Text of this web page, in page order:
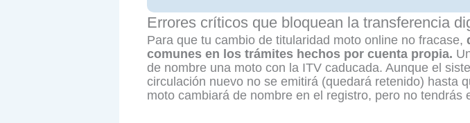
Errores críticos que bloquean la transferencia
Para que tu cambio de titularidad moto online no fracase,
comunes en los trámites hechos por cuenta propia.
de nombre una moto con la ITV caducada. Aunque el
circulación nuevo no se emitirá (quedará retenido) hasta
moto cambiará de nombre en el registro, pero no